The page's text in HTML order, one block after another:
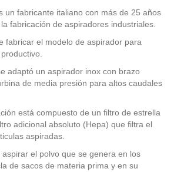
un fabricante italiano con más de 25 años
fabricación de aspiradores industriales.
fabricar el modelo de aspirador para
adaptó un aspirador inox con brazo
de media presión para altos caudales
está compuesto de un filtro de estrella
adicional absoluto (Hepa) que filtra el
aspiradas.
el polvo que se genera en los
de sacos de materia prima y en su